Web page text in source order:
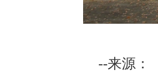
--来源：